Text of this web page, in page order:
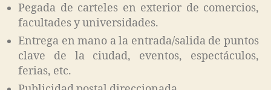
Pegada de carteles en exterior de comercios,
facultades y universidades.
Entrega en mano a la entrada/salida de puntos
clave de la ciudad, eventos, espectáculos,
ferias, etc.